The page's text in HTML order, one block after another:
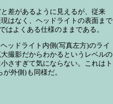
差があるように見えるが、従来
はなく、ヘッドライトの表面まで
はよくある仕様のままである。
ッドライト内側(写真左方)のライ
撮影だからわかるというレベルの
さすぎて気にならない。これはト
外側)も同様だ。